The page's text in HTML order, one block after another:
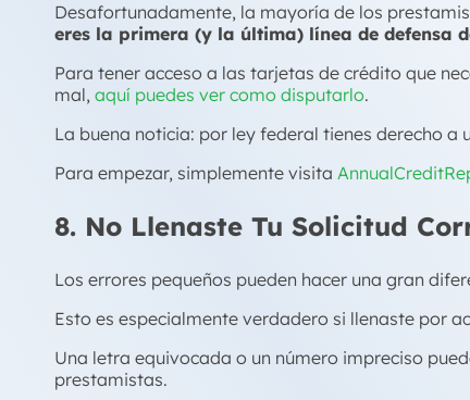
Desafortunadamente, la mayoría de los
eres la primera (y la última) línea de defensa
Para tener acceso a las tarjetas de crédito que
mal, aquí puedes ver como disputarlo.
La buena noticia: por ley federal tienes derecho
Para empezar, simplemente visita
8. No Llenaste Tu Solicitud
Los errores pequeños pueden hacer una gran
Esto es especialmente verdadero si llenaste por
Una letra equivocada o un número impreciso
prestamistas.